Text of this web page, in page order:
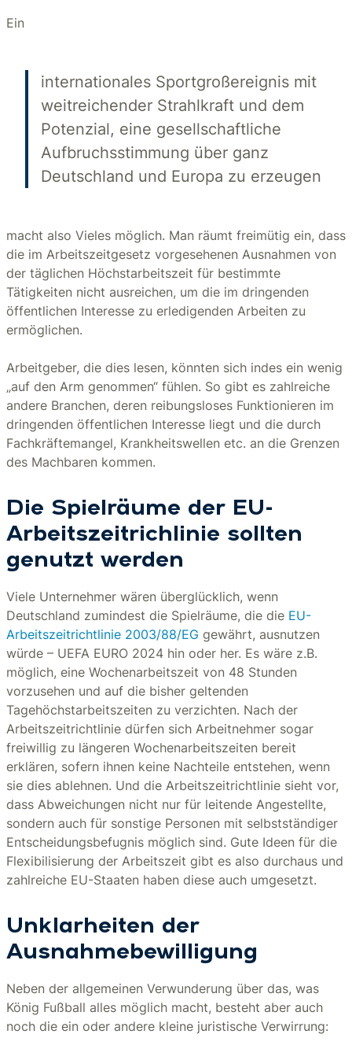
Ein
internationales Sportgroßereignis mit
weitreichender Strahlkraft und dem
Potenzial, eine gesellschaftliche
Aufbruchsstimmung über ganz
Deutschland und Europa zu erzeugen
macht also Vieles möglich. Man räumt freimütig ein, dass
die im Arbeitszeitgesetz vorgesehenen Ausnahmen von
der täglichen Höchstarbeitszeit für bestimmte
Tätigkeiten nicht ausreichen, um die im dringenden
öffentlichen Interesse zu erledigenden Arbeiten zu
ermöglichen.
Arbeitgeber, die dies lesen, könnten sich indes ein wenig
„auf den Arm genommen“ fühlen. So gibt es zahlreiche
andere Branchen, deren reibungsloses Funktionieren im
dringenden öffentlichen Interesse liegt und die durch
Fachkräftemangel, Krankheitswellen etc. an die Grenzen
des Machbaren kommen.
Die Spielräume der EU-
Arbeitszeitrichlinie sollten
genutzt werden
Viele Unternehmer wären überglücklich, wenn
Deutschland zumindest die Spielräume, die die EU-
Arbeitszeitrichtlinie 2003/88/EG gewährt, ausnutzen
würde – UEFA EURO 2024 hin oder her. Es wäre z.B.
möglich, eine Wochenarbeitszeit von 48 Stunden
vorzusehen und auf die bisher geltenden
Tagehöchstarbeitszeiten zu verzichten. Nach der
Arbeitszeitrichtlinie dürfen sich Arbeitnehmer sogar
freiwillig zu längeren Wochenarbeitszeiten bereit
erklären, sofern ihnen keine Nachteile entstehen, wenn
sie dies ablehnen. Und die Arbeitszeitrichtlinie sieht vor,
dass Abweichungen nicht nur für leitende Angestellte,
sondern auch für sonstige Personen mit selbstständiger
Entscheidungsbefugnis möglich sind. Gute Ideen für die
Flexibilisierung der Arbeitszeit gibt es also durchaus und
zahlreiche EU-Staaten haben diese auch umgesetzt.
Unklarheiten der
Ausnahmebewilligung
Neben der allgemeinen Verwunderung über das, was
König Fußball alles möglich macht, besteht aber auch
noch die ein oder andere kleine juristische Verwirrung: